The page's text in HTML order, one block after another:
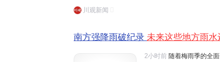
轮番影响贵州、广西北部到江南中南部一带。刚刚
城市未来七天降雨全勤?一组数据为你揭晓。
川观新闻
南方强降雨破纪录 未来这些地方雨水
2小时前 随着梅雨季的全